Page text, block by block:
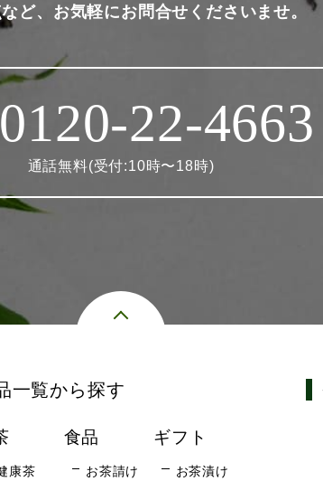
ど、お気軽にお問合せくださいませ。
0120-22-4663
通話無料(受付:10時〜18時)
一覧から探す
康茶
食品
お茶請け
ギフト
お茶漬け